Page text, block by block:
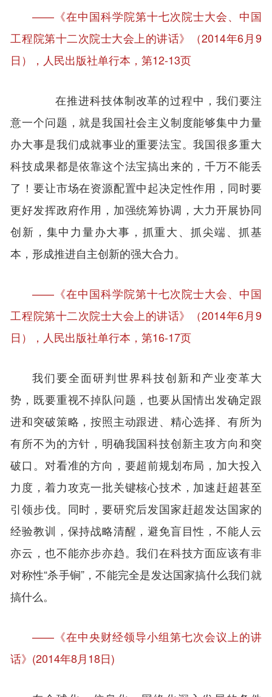
——《在中国科学院第十七次院士大会、中国
工程院第十二次院士大会上的讲话》（2014年6月9
日），人民出版社单行本，第12-13页
在推进科技体制改革的过程中，我们要注
意一个问题，就是我国社会主义制度能够集中力量
办大事是我们成就事业的重要法宝。我国很多重大
科技成果都是依靠这个法宝搞出来的，千万不能丢
了！要让市场在资源配置中起决定性作用，同时要
更好发挥政府作用，加强统筹协调，大力开展协同
创新，集中力量办大事，抓重大、抓尖端、抓基
本，形成推进自主创新的强大合力。
——《在中国科学院第十七次院士大会、中国
工程院第十二次院士大会上的讲话》（2014年6月9
日），人民出版社单行本，第16-17页
我们要全面研判世界科技创新和产业变革大
势，既要重视不掉队问题，也要从国情出发确定跟
进和突破策略，按照主动跟进、精心选择、有所为
有所不为的方针，明确我国科技创新主攻方向和突
破口。对看准的方向，要超前规划布局，加大投入
力度，着力攻克一批关键核心技术，加速赶超甚至
引领步伐。同时，要研究后发国家赶超发达国家的
经验教训，保持战略清醒，避免盲目性，不能人云
亦云，也不能亦步亦趋。我们在科技方面应该有非
对称性“杀手锏”，不能完全是发达国家搞什么我们就
搞什么。
——《在中央财经领导小组第七次会议上的讲
话》(2014年8月18日)